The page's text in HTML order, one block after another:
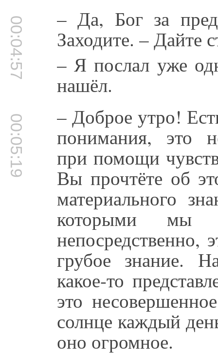
00:04:57 – Да, Бог за
Заходите. – Дайте
– Я послал уже
нашёл.
00:05:19 – Доброе утро!
понимания, это
при помощи
Вы прочтёте об
материального
которыми мы
непосредственно,
грубое знание.
какое-то
это
солнце каждый
оно огромное.